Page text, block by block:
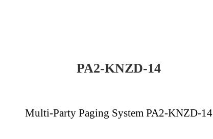
PA2-KNZD-14
Multi-Party Paging System PA2-KNZD-14